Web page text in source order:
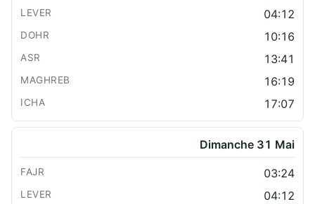
04:12
10:16
13:41
16:19
17:07
Dimanche 31 Mai
03:24
04:12